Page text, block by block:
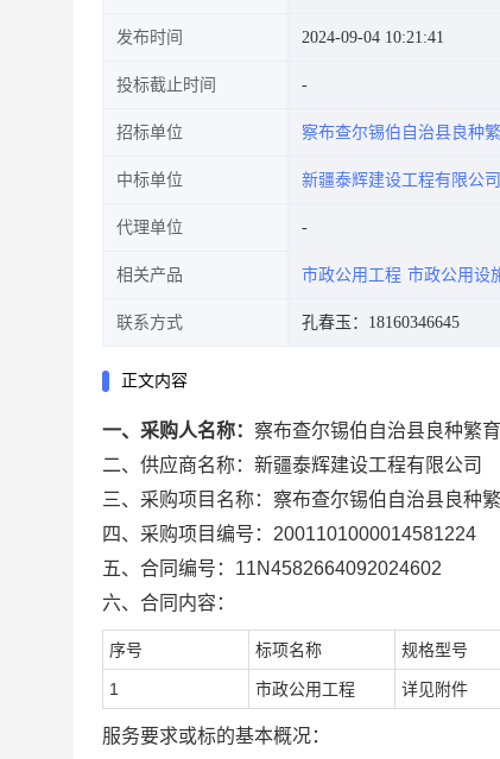
发布时间 2024-09-04 10:21:41
投标截止时间
招标单位 察布查尔锡伯自治县良种
中标单位 新疆泰辉建设工程有限公司
代理单位
相关产品 市政公用工程 市政公用设
联系方式 孔春玉：18160346645
正文内容
一、采购人名称： 察布查尔锡伯自治县良种繁
二、供应商名称： 新疆泰辉建设工程有限公司
三、采购项目名称： 察布查尔锡伯自治县良种
四、采购项目编号： 2001101000014581224
五、合同编号： 11N4582664092024602
六、合同内容：
序号 标项名称 规格型号
1 市政公用工程 详见附件
服务要求或标的基本概况：